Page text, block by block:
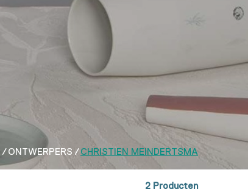
ONTWERPERS CHRISTIEN MEINDERTSMA
2 Producten